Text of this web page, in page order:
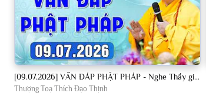
[09.07.2026] VẤN ĐÁP PHẬT PHÁP - Nghe Thầy giảng Pháp mỗi ngày CÔNG ĐỨC VÔ LƯỢNG│TT. Thích Đạo Thịnh
Thượng Toạ Thích Đạo Thịnh